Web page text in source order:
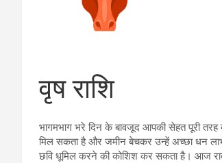
वृष राशि
भागमभाग भरे दिन के बावजूद आपकी सेहत पूरी
मिल सकता है और जमीन बेचकर उन्हें अच्छा धन
छवि धूमिल करने की कोशिश कर सकता है। आज